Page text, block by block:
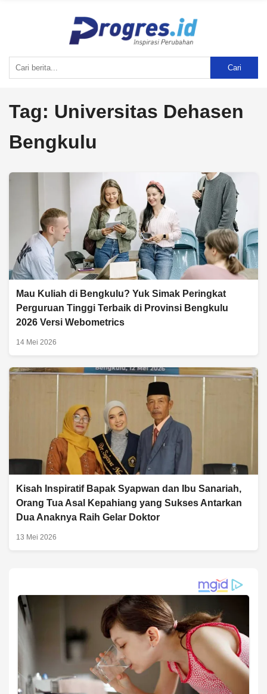
Cari
Tag: Universitas Dehasen
Bengkulu
Mau Kuliah di Bengkulu? Yuk Simak Peringkat
Perguruan Tinggi Terbaik di Provinsi Bengkulu
2026 Versi Webometrics
14 Mei 2026
Kisah Inspiratif Bapak Syapwan dan Ibu Sanariah,
Orang Tua Asal Kepahiang yang Sukses Antarkan
Dua Anaknya Raih Gelar Doktor
13 Mei 2026